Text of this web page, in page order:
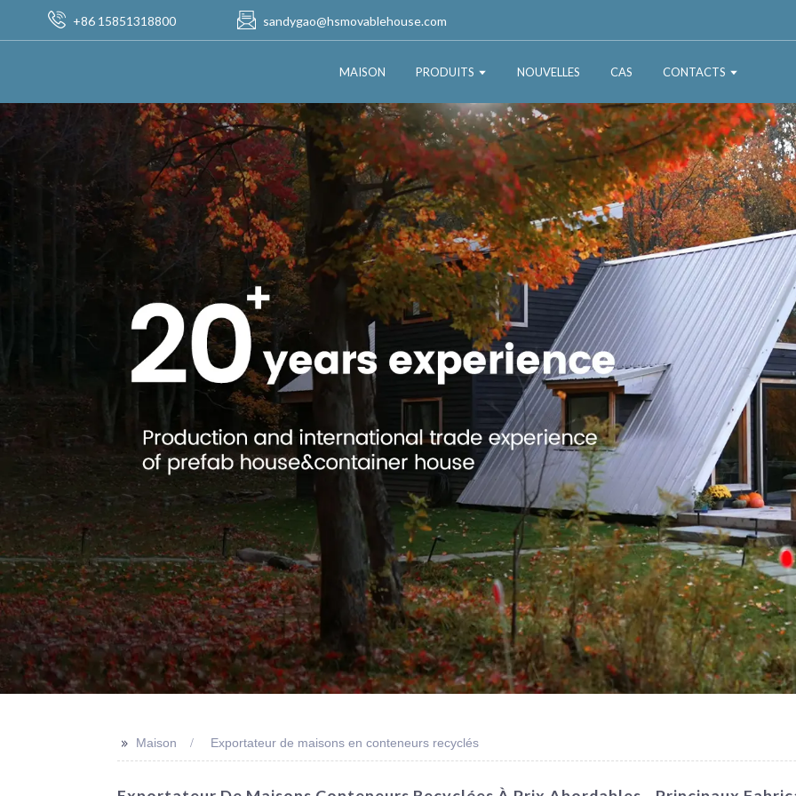
+86 15851318800 sandygao@hsmovablehouse.com
MAISON PRODUITS NOUVELLES CAS CONTACTS
>> Maison Exportateur de maisons en conteneurs recyclés